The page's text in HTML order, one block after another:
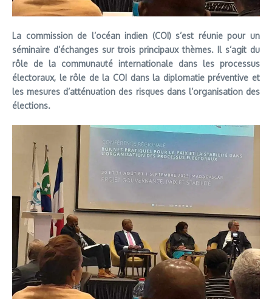
La commission de l’océan indien (COI) s’est réunie pour un
séminaire d’échanges sur trois principaux thèmes. Il s’agit du
rôle de la communauté internationale dans les processus
électoraux, le rôle de la COI dans la diplomatie préventive et
les mesures d’atténuation des risques dans l’organisation des
élections.